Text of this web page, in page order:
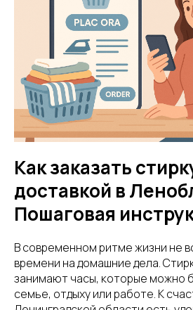
Как заказать
доставкой в
Пошаговая
В современном ритме жизни не
времени на домашние дела.
занимают часы, которые можно
семье, отдыху или работе. К